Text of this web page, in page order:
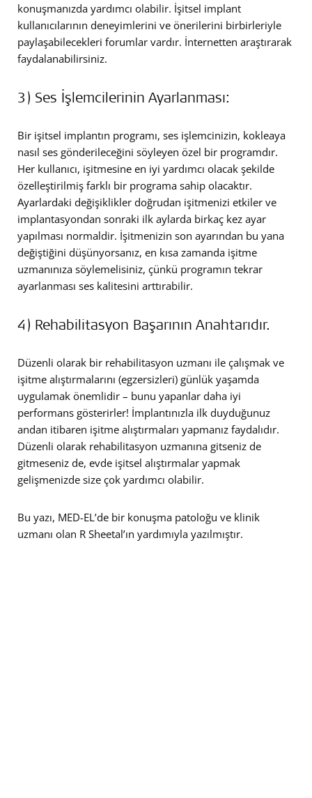
konuşmanızda yardımcı olabilir. İşitsel implant
kullanıcılarının deneyimlerini ve önerilerini birbirleriyle
paylaşabilecekleri forumlar vardır. İnternetten araştırarak
faydalanabilirsiniz.
3) Ses İşlemcilerinin Ayarlanması:
Bir işitsel implantın programı, ses işlemcinizin, kokleaya
nasıl ses gönderileceğini söyleyen özel bir programdır.
Her kullanıcı, işitmesine en iyi yardımcı olacak şekilde
özelleştirilmiş farklı bir programa sahip olacaktır.
Ayarlardaki değişiklikler doğrudan işitmenizi etkiler ve
implantasyondan sonraki ilk aylarda birkaç kez ayar
yapılması normaldir. İşitmenizin son ayarından bu yana
değiştiğini düşünyorsanız, en kısa zamanda işitme
uzmanınıza söylemelisiniz, çünkü programın tekrar
ayarlanması ses kalitesini arttırabilir.
4) Rehabilitasyon Başarının Anahtarıdır.
Düzenli olarak bir rehabilitasyon uzmanı ile çalışmak ve
işitme alıştırmalarını (egzersizleri) günlük yaşamda
uygulamak önemlidir – bunu yapanlar daha iyi
performans gösterirler! İmplantınızla ilk duyduğunuz
andan itibaren işitme alıştırmaları yapmanız faydalıdır.
Düzenli olarak rehabilitasyon uzmanına gitseniz de
gitmeseniz de, evde işitsel alıştırmalar yapmak
gelişmenizde size çok yardımcı olabilir.
Bu yazı, MED-EL’de bir konuşma patoloğu ve klinik
uzmanı olan R Sheetal’ın yardımıyla yazılmıştır.